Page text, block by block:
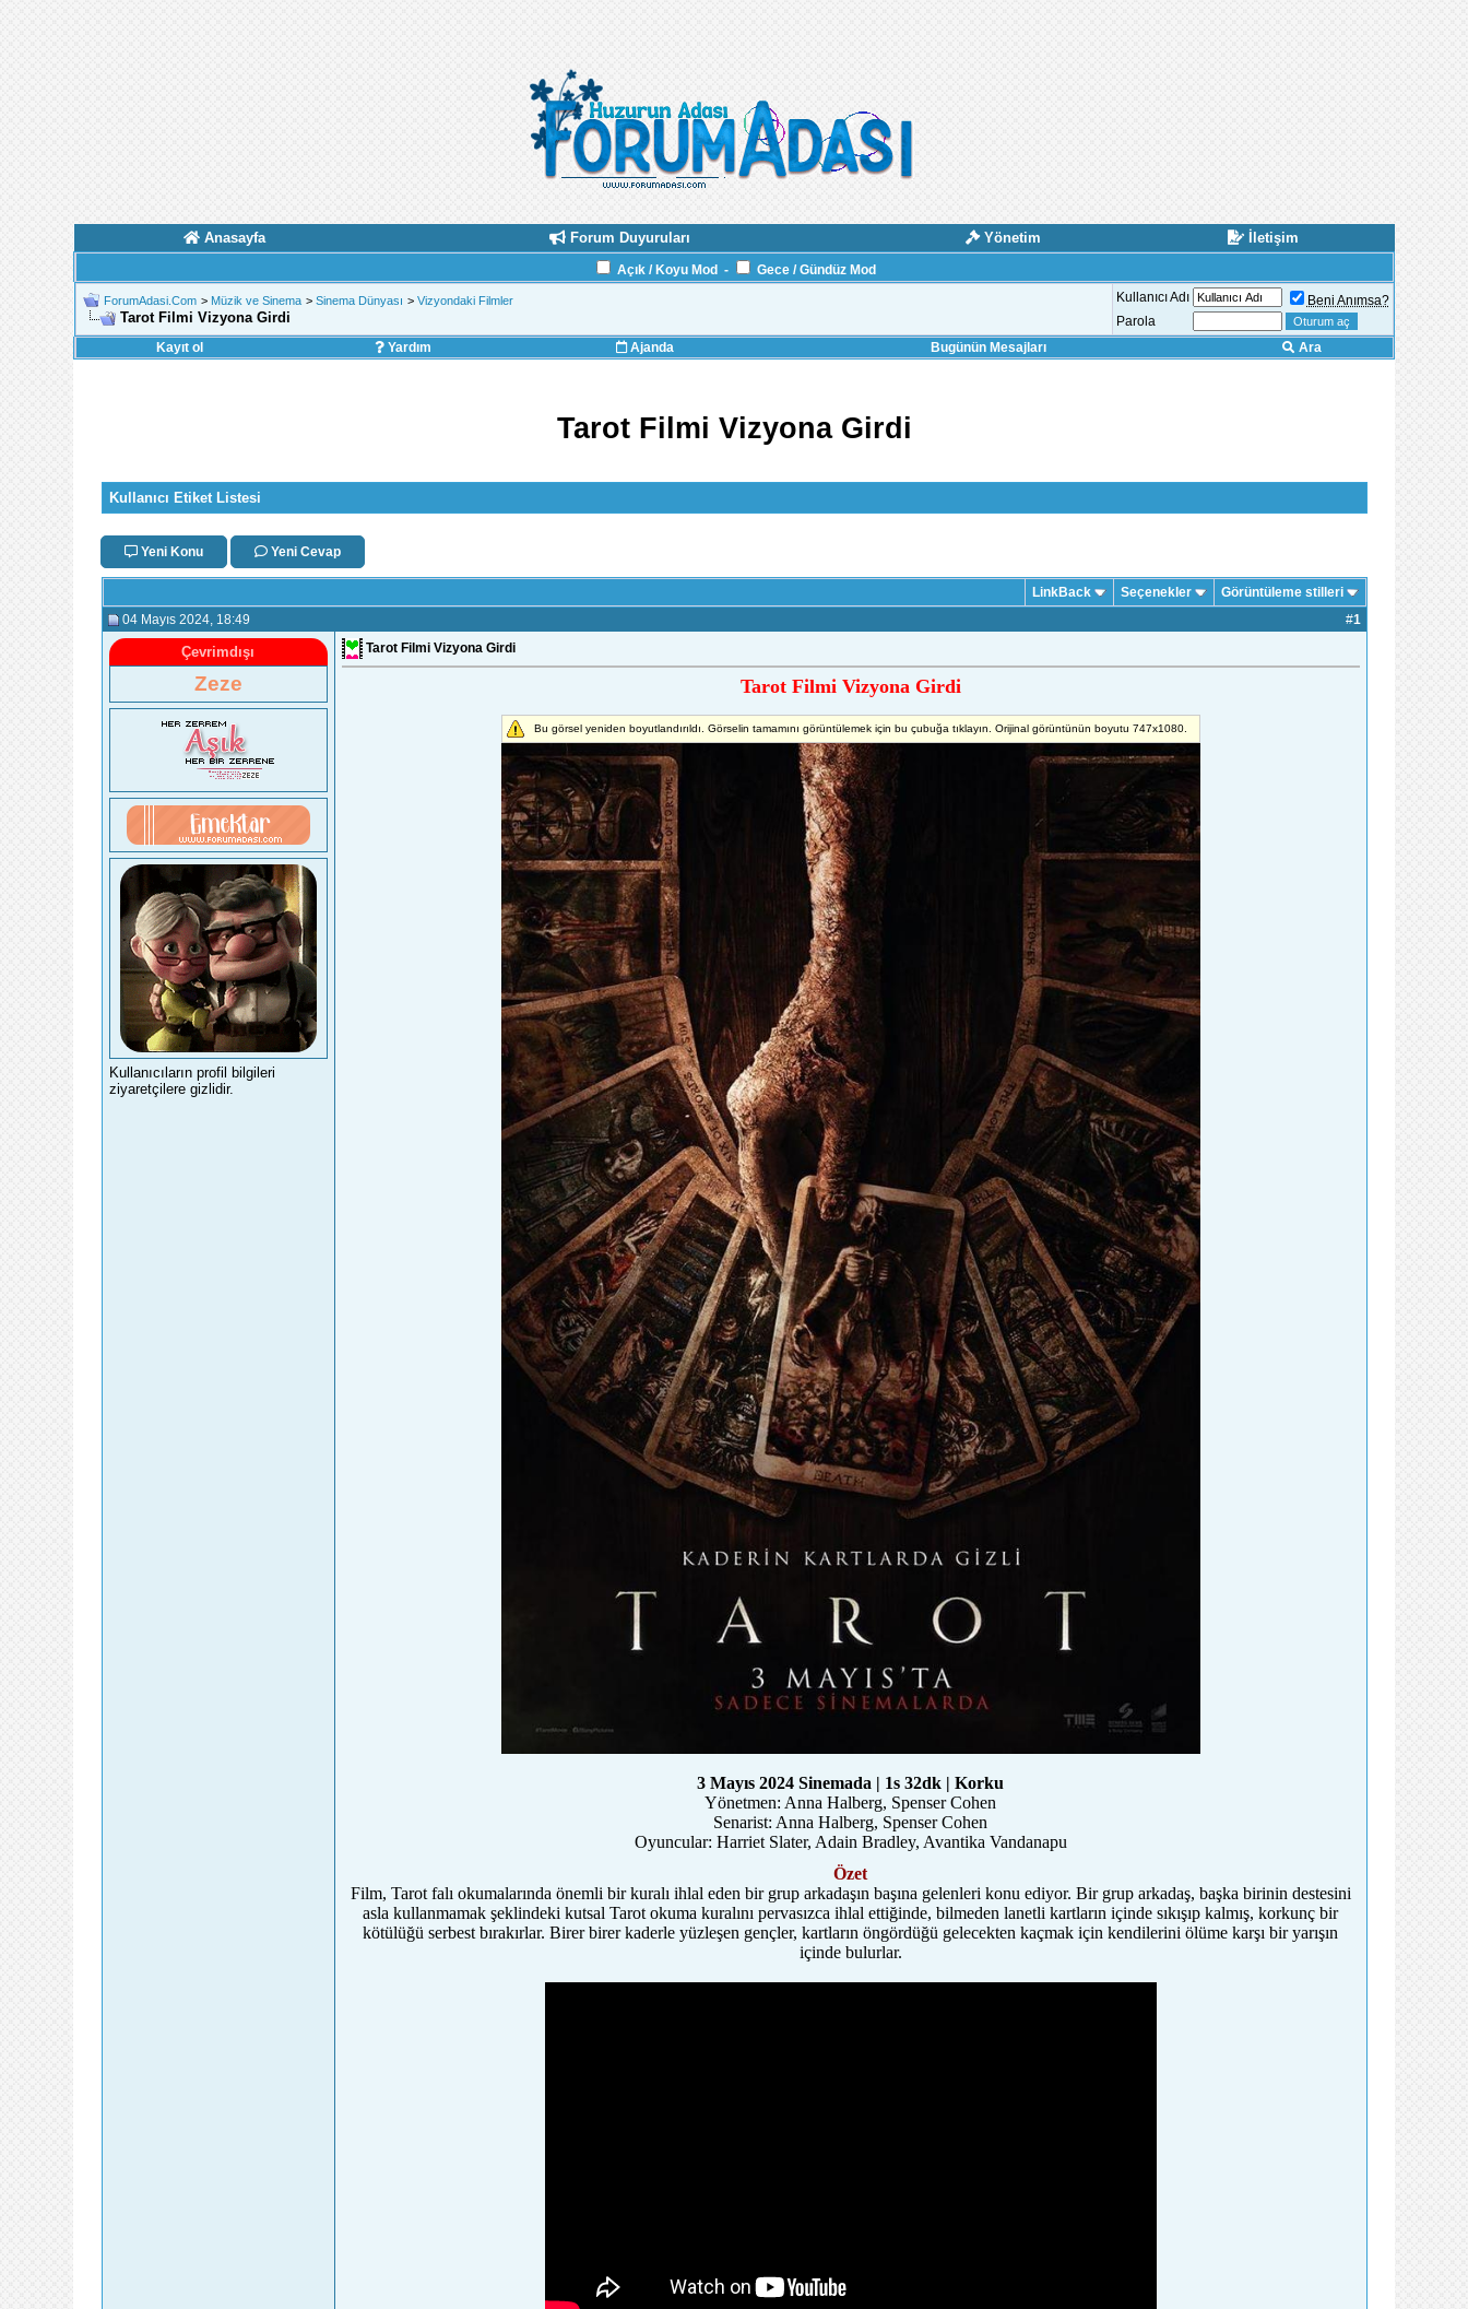
Anasayfa Forum Duyuruları Yönetim İletişim
Açık / Koyu Mod - Gece / Gündüz Mod
ForumAdasi.Com > Müzik ve Sinema > Sinema Dünyası > Vizyondaki Filmler
Tarot Filmi Vizyona Girdi
Kullanıcı Adı
Beni Anımsa?
Parola
Kayıt ol
Yardım Ajanda Bugünün Mesajları Ara
Tarot Filmi Vizyona Girdi
Kullanıcı Etiket Listesi
Yeni Konu Yeni Cevap
LinkBack Seçenekler Görüntüleme stilleri
04 Mayıs 2024, 18:49 #1
Çevrimdışı
Zeze
Kullanıcıların profil bilgileri
ziyaretçilere gizlidir.
Tarot Filmi Vizyona Girdi
Tarot Filmi Vizyona Girdi
Bu görsel yeniden boyutlandırıldı. Görselin tamamını görüntülemek için bu çubuğa tıklayın. Orijinal görüntünün boyutu 747x1080.
3 Mayıs 2024 Sinemada | 1s 32dk | Korku
Yönetmen: Anna Halberg, Spenser Cohen
Senarist: Anna Halberg, Spenser Cohen
Oyuncular: Harriet Slater, Adain Bradley, Avantika Vandanapu
Özet
Film, Tarot falı okumalarında önemli bir kuralı ihlal eden bir grup arkadaşın başına gelenleri konu ediyor. Bir grup arkadaş, başka birinin destesini
asla kullanmamak şeklindeki kutsal Tarot okuma kuralını pervasızca ihlal ettiğinde, bilmeden lanetli kartların içinde sıkışıp kalmış, korkunç bir
kötülüğü serbest bırakırlar. Birer birer kaderle yüzleşen gençler, kartların öngördüğü gelecekten kaçmak için kendilerini ölüme karşı bir yarışın
içinde bulurlar.